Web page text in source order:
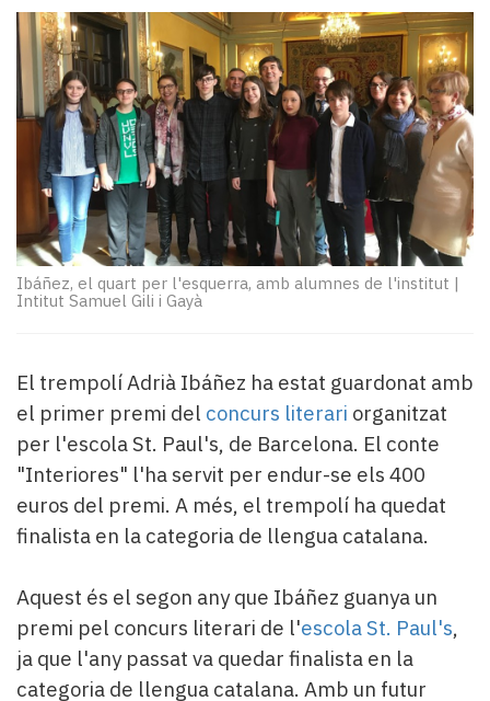
i
mitjans
El
temps
Reportatges
Entrevistes
Enquestes
A
escena!
Dis
la
teva!
del
Pallars
Contingut
patrocinat
més
llegit...
Ibáñez, el quart per l'esquerra, amb alumnes de l'institut |
Intitut Samuel Gili i Gayà
El trempolí Adrià Ibáñez ha estat guardonat amb
el primer premi del concurs literari organitzat
per l'escola St. Paul's, de Barcelona. El conte
"Interiores" l'ha servit per endur-se els 400
euros del premi. A més, el trempolí ha quedat
finalista en la categoria de llengua catalana.
Aquest és el segon any que Ibáñez guanya un
premi pel concurs literari de l'escola St. Paul's,
ja que l'any passat va quedar finalista en la
categoria de llengua catalana. Amb un futur